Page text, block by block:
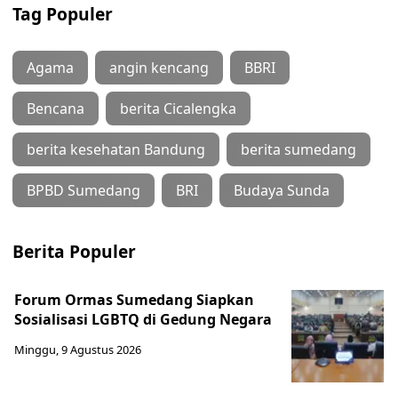
Tag Populer
Agama angin kencang BBRI
Bencana berita Cicalengka
berita kesehatan Bandung berita sumedang
BPBD Sumedang BRI Budaya Sunda
Berita Populer
Forum Ormas Sumedang Siapkan
Sosialisasi LGBTQ di Gedung Negara
Minggu, 9 Agustus 2026